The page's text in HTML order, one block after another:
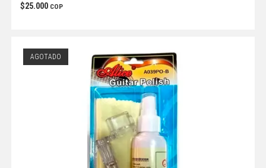
$25.000 COP
AGOTADO